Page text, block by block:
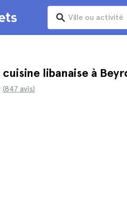
libanaise à
(847 avis)